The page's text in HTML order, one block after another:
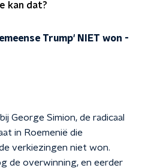
kan dat?
Trump' NIET won -
George Simion, de radicaal
in Roemenië die
verkiezingen niet won.
de overwinning, en eerder